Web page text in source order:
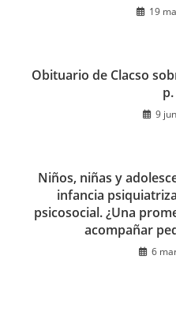
19
Obituario de Clacso
9
Niños, niñas y
infancia
psicosocial. ¿Una
acompañar
6